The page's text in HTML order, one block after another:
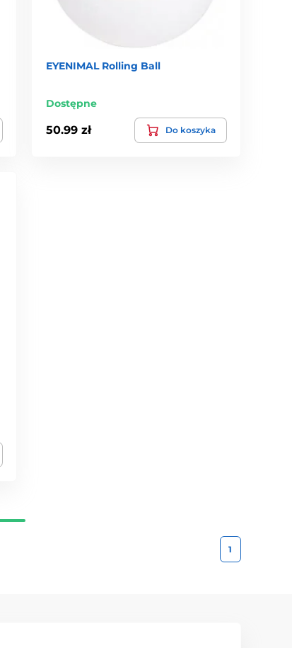
EYENIMAL Rolling Ball
Dostępne
50.99 zł Do koszyka
1